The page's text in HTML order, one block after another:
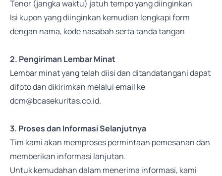
Tenor (jangka waktu) jatuh tempo yang diinginkan
Isi kupon yang diinginkan kemudian lengkapi form
dengan nama, kode nasabah serta tanda tangan
2. Pengiriman Lembar Minat
Lembar minat yang telah diisi dan ditandatangani dapat
difoto dan dikirimkan melalui email ke
dcm@bcasekuritas.co.id.
3. Proses dan Informasi Selanjutnya
Tim kami akan memproses permintaan pemesanan dan
memberikan informasi lanjutan.
Untuk kemudahan dalam menerima informasi, kami